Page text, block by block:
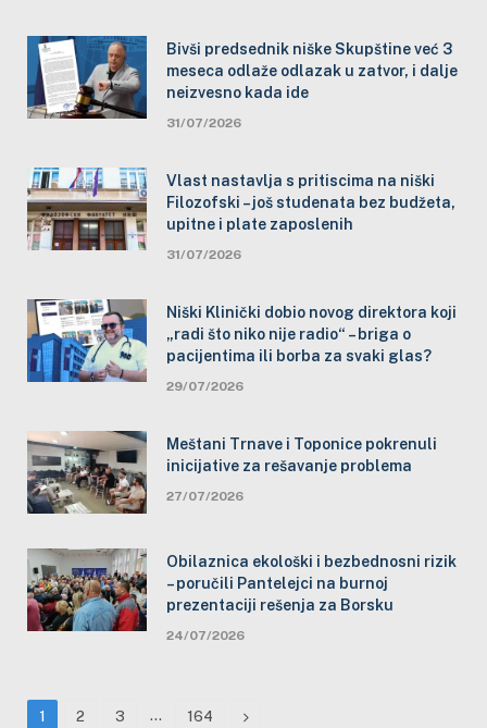
Bivši predsednik niške Skupštine već 3
meseca odlaže odlazak u zatvor, i dalje
neizvesno kada ide
31/07/2026
Vlast nastavlja s pritiscima na niški
Filozofski – još studenata bez budžeta,
upitne i plate zaposlenih
31/07/2026
Niški Klinički dobio novog direktora koji
„radi što niko nije radio“ – briga o
pacijentima ili borba za svaki glas?
29/07/2026
Meštani Trnave i Toponice pokrenuli
inicijative za rešavanje problema
27/07/2026
Obilaznica ekološki i bezbednosni rizik
– poručili Pantelejci na burnoj
prezentaciji rešenja za Borsku
24/07/2026
1 2 3 … 164 Next